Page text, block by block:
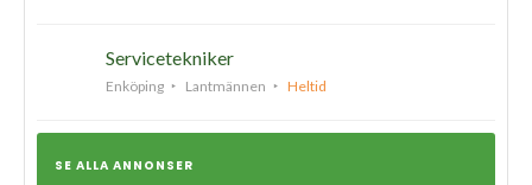
Servicetekniker
Enköping Lantmännen Heltid
SE ALLA ANNONSER